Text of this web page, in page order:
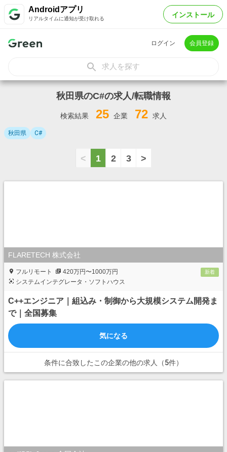
Androidアプリ
リアルタイムに通知が受け取れる インストール
ログイン 会員登録
求人を探す
秋田県のC#の求人/転職情報
検索結果 25 企業 72 求人
秋田県 C#
< 1 2 3 >
FLARETECH 株式会社
新着
フルリモート
420万円〜1000万円
システムインテグレータ・ソフトハウス
C++エンジニア｜組込み・制御から大規模システム開発ま
で｜全国募集
気になる
条件に合致したこの企業の他の求人（5件）